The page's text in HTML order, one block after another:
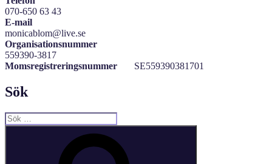
070-650 63 43
E-mail
monicablom@live.se
Organisationsnummer
559390-3817
Momsregistreringsnummer
SE559390381701
Sök
Sök
efter: